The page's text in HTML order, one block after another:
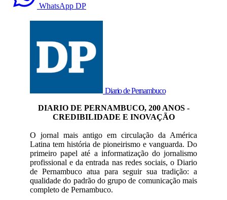
WhatsApp DP
Diario de Pernambuco
DIARIO DE PERNAMBUCO, 200 ANOS -
CREDIBILIDADE E INOVAÇÃO
O jornal mais antigo em circulação da América
Latina tem história de pioneirismo e vanguarda. Do
primeiro papel até a informatização do jornalismo
profissional e da entrada nas redes sociais, o Diario
de Pernambuco atua para seguir sua tradição: a
qualidade do padrão do grupo de comunicação mais
completo de Pernambuco.